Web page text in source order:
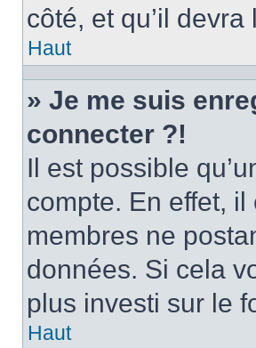
côté, et qu’il devra
Haut
» Je me suis
connecter ?!
Il est possible
compte. En effet,
membres ne
données. Si cela
plus investi sur le
Haut